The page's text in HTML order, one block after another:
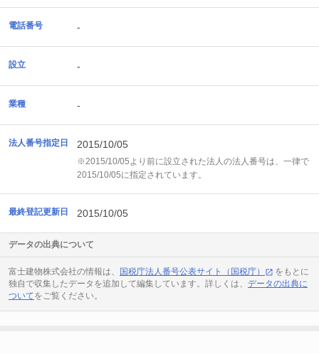
電話番号 -
設立 -
業種 -
法人番号指定日 2015/10/05
※2015/10/05より前に設立された法人の法人番号は、一律で
2015/10/05に指定されています。
最終登記更新日 2015/10/05
データの出典について
富士建物株式会社の情報は、 国税庁法人番号公表サイト（国税庁）
をもとに
独自で収集したデータを追加して編集しています。詳しくは、 データの出典に
ついてをご覧ください。